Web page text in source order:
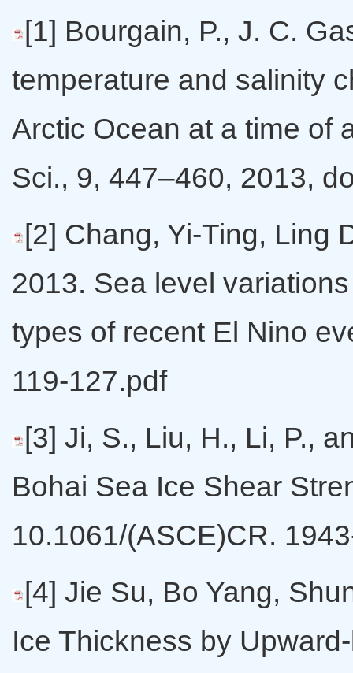
[1] Bourgain, P., J. C.
temperature and salinity
Arctic Ocean at a time of
Sci., 9, 447–460, 2013,
[2] Chang, Yi-Ting, Ling
2013. Sea level
types of recent El Nino
119-127.pdf
[3] Ji, S., Liu, H., Li, P.,
Bohai Sea Ice Shear
10.1061/(ASCE)CR.
[4] Jie Su, Bo Yang,
Ice Thickness by